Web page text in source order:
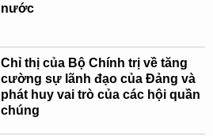
nước
Chỉ thị của Bộ Chính trị về tăng
cường sự lãnh đạo của Đảng và
phát huy vai trò của các hội quần
chúng